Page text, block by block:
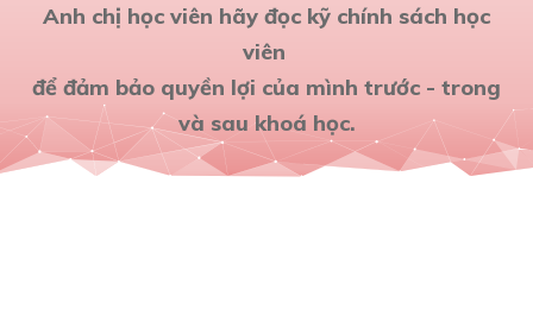
Anh chị học viên hãy đọc kỹ chính sách học
viên
để đảm bảo quyền lợi của mình trước - trong
và sau khoá học.